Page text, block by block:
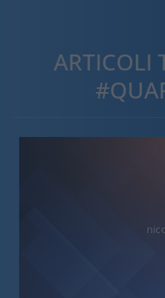
ARTICOLI